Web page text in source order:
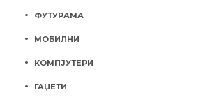
ФУТУРАМА
МОБИЛНИ
КОМПЈУТЕРИ
ГАЏЕТИ